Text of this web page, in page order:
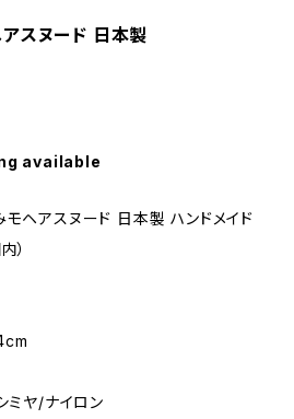
スヌード 日本製
available
ヘアスヌード 日本製 ハンドメイド
）
ミヤ/ナイロン